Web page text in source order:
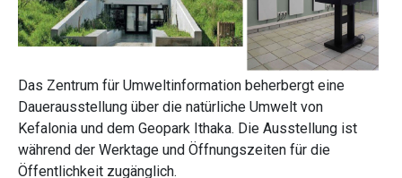
Das Zentrum für Umweltinformation beherbergt eine
Dauerausstellung über die natürliche Umwelt von
Kefalonia und dem Geopark Ithaka. Die Ausstellung ist
während der Werktage und Öffnungszeiten für die
Öffentlichkeit zugänglich.